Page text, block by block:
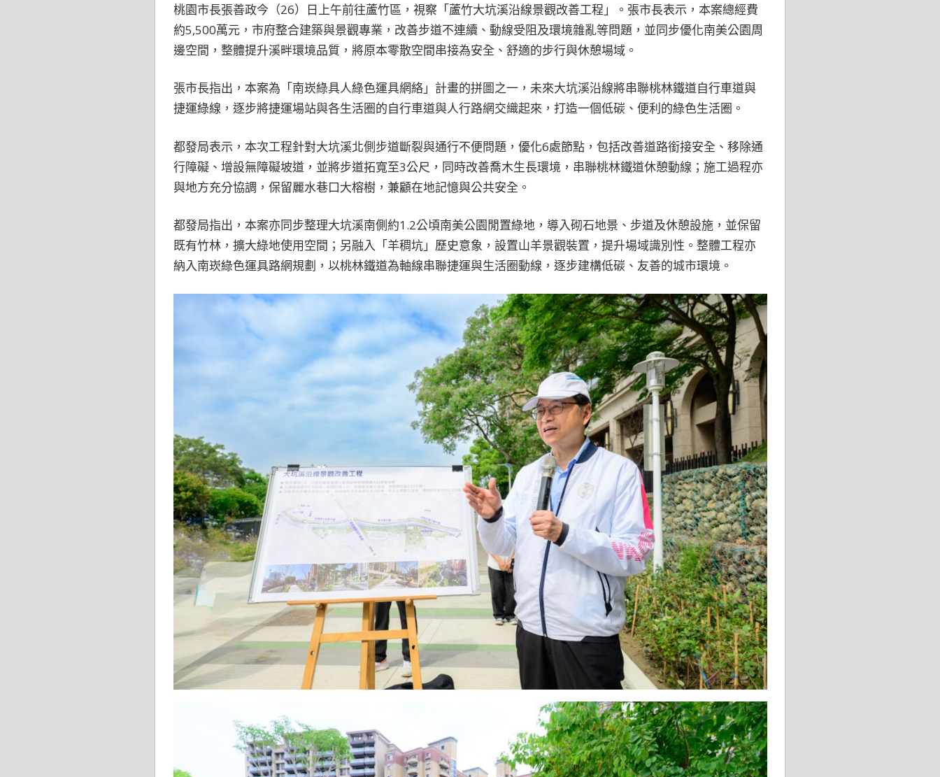
桃園市長張善政今（26）日上午前往蘆竹區，視察「蘆竹大坑溪沿線景觀改善工程」。張市長表示，本案總經費
約5,500萬元，市府整合建築與景觀專業，改善步道不連續、動線受阻及環境雜亂等問題，並同步優化南美公園周
邊空間，整體提升溪畔環境品質，將原本零散空間串接為安全、舒適的步行與休憩場域。
張市長指出，本案為「南崁綠具人綠色運具網絡」計畫的拼圖之一，未來大坑溪沿線將串聯桃林鐵道自行車道與
捷運綠線，逐步將捷運場站與各生活圈的自行車道與人行路網交織起來，打造一個低碳、便利的綠色生活圈。
都發局表示，本次工程針對大坑溪北側步道斷裂與通行不便問題，優化6處節點，包括改善道路銜接安全、移除通
行障礙、增設無障礙坡道，並將步道拓寬至3公尺，同時改善喬木生長環境，串聯桃林鐵道休憩動線；施工過程亦
與地方充分協調，保留麗水巷口大榕樹，兼顧在地記憶與公共安全。
都發局指出，本案亦同步整理大坑溪南側約1.2公頃南美公園閒置綠地，導入砌石地景、步道及休憩設施，並保留
既有竹林，擴大綠地使用空間；另融入「羊稠坑」歷史意象，設置山羊景觀裝置，提升場域識別性。整體工程亦
納入南崁綠色運具路網規劃，以桃林鐵道為軸線串聯捷運與生活圈動線，逐步建構低碳、友善的城市環境。